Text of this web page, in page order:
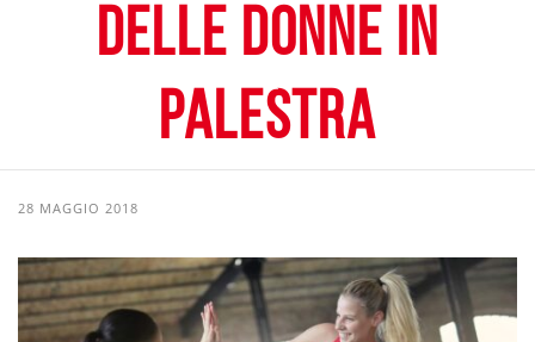
delle donne in
palestra
28 MAGGIO 2018